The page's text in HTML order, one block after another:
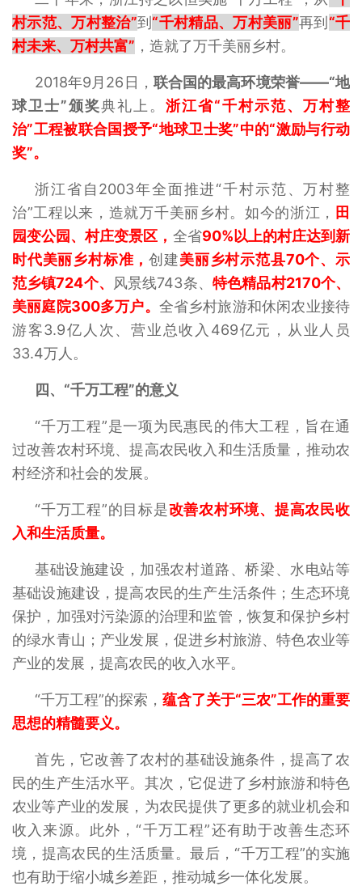
村示范、万村整治”到“千村精品、万村美丽”再到“千
村未来、万村共富” ，造就了万千美丽乡村。
2018年9月26日， 联合国的最高环境荣誉——“地
球卫士”颁奖典礼上。 浙江省“千村示范、万村整
治”工程被联合国授予“地球卫士奖”中的“激励与行动
奖”。
浙江省自2003年全面推进“千村示范、万村整
治”工程以来，造就万千美丽乡村。如今的浙江， 田
园变公园、村庄变景区， 全省90%以上的村庄达到新
时代美丽乡村标准，创建美丽乡村示范县70个、示
范乡镇724个、 风景线743条、 特色精品村2170个、
美丽庭院300多万户。 全省乡村旅游和休闲农业接待
游客3.9亿人次、营业总收入469亿元，从业人员
33.4万人。
四、“千万工程”的意义
“千万工程”是一项为民惠民的伟大工程，旨在通
过改善农村环境、提高农民收入和生活质量，推动农
村经济和社会的发展。
“千万工程”的目标是改善农村环境、提高农民收
入和生活质量。
基础设施建设，加强农村道路、桥梁、水电站等
基础设施建设，提高农民的生产生活条件；生态环境
保护，加强对污染源的治理和监管，恢复和保护乡村
的绿水青山；产业发展，促进乡村旅游、特色农业等
产业的发展，提高农民的收入水平。
“千万工程”的探索， 蕴含了关于“三农”工作的重要
思想的精髓要义。
首先，它改善了农村的基础设施条件，提高了农
民的生产生活水平。其次，它促进了乡村旅游和特色
农业等产业的发展，为农民提供了更多的就业机会和
收入来源。此外，“千万工程”还有助于改善生态环
境，提高农民的生活质量。最后，“千万工程”的实施
也有助于缩小城乡差距，推动城乡一体化发展。